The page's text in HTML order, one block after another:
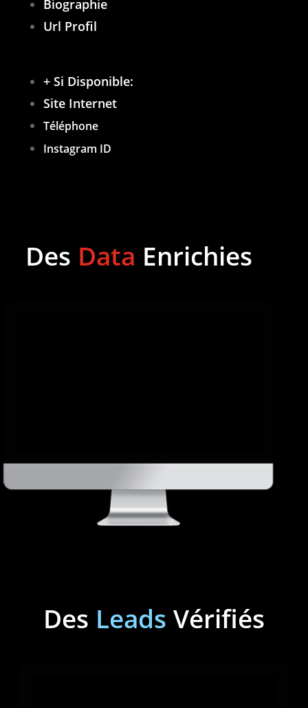
Biographie
Url Profil
+ Si Disponible:
Site Internet
Téléphone
Instagram ID
Des Data Enrichies
Des Leads Vérifiés